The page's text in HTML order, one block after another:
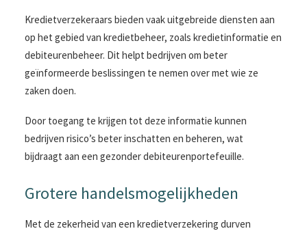
Kredietverzekeraars bieden vaak uitgebreide diensten aan
op het gebied van kredietbeheer, zoals kredietinformatie en
debiteurenbeheer. Dit helpt bedrijven om beter
geïnformeerde beslissingen te nemen over met wie ze
zaken doen.
Door toegang te krijgen tot deze informatie kunnen
bedrijven risico’s beter inschatten en beheren, wat
bijdraagt aan een gezonder debiteurenportefeuille.
Grotere handelsmogelijkheden
Met de zekerheid van een kredietverzekering durven